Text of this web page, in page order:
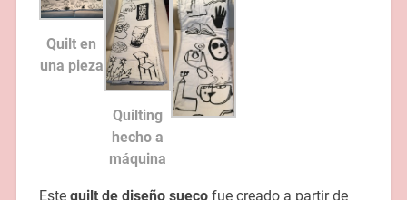
Quilt en
una pieza
Quilting
hecho a
máquina
Este quilt de diseño suecofue creado a partir de